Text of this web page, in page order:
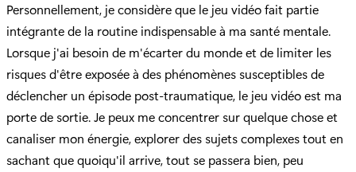
Personnellement, je considère que le jeu vidéo fait partie
intégrante de la routine indispensable à ma santé mentale.
Lorsque j'ai besoin de m'écarter du monde et de limiter les
risques d'être exposée à des phénomènes susceptibles de
déclencher un épisode post-traumatique, le jeu vidéo est ma
porte de sortie. Je peux me concentrer sur quelque chose et
canaliser mon énergie, explorer des sujets complexes tout en
sachant que quoiqu'il arrive, tout se passera bien, peu